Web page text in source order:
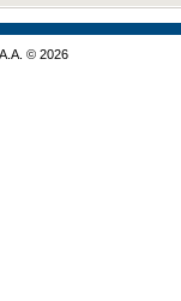
© 2026